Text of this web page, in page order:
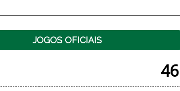
JOGOS OFICIAIS
46